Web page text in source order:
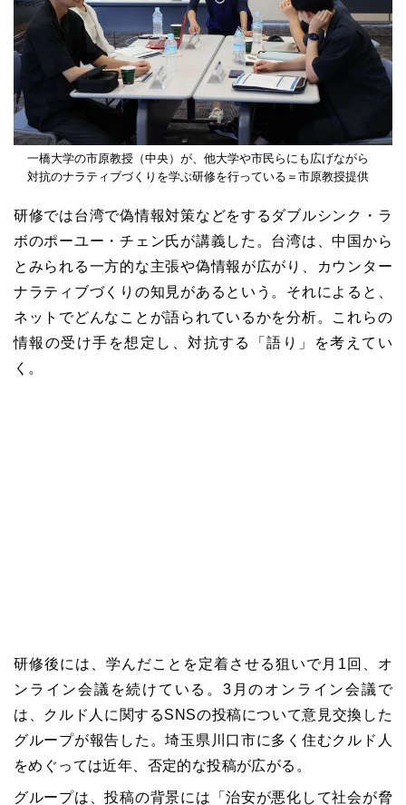
一橋大学の市原教授（中央）が、他大学や市民らにも広げながら
対抗のナラティブづくりを学ぶ研修を行っている＝市原教授提供
研修では台湾で偽情報対策などをするダブルシンク・ラ
ボのポーユー・チェン氏が講義した。台湾は、中国から
とみられる一方的な主張や偽情報が広がり、カウンター
ナラティブづくりの知見があるという。それによると、
ネットでどんなことが語られているかを分析。これらの
情報の受け手を想定し、対抗する「語り」を考えてい
く。
研修後には、学んだことを定着させる狙いで月1回、オ
ンライン会議を続けている。3月のオンライン会議で
は、クルド人に関するSNSの投稿について意見交換した
グループが報告した。埼玉県川口市に多く住むクルド人
をめぐっては近年、否定的な投稿が広がる。
グループは、投稿の背景には「治安が悪化して社会が脅